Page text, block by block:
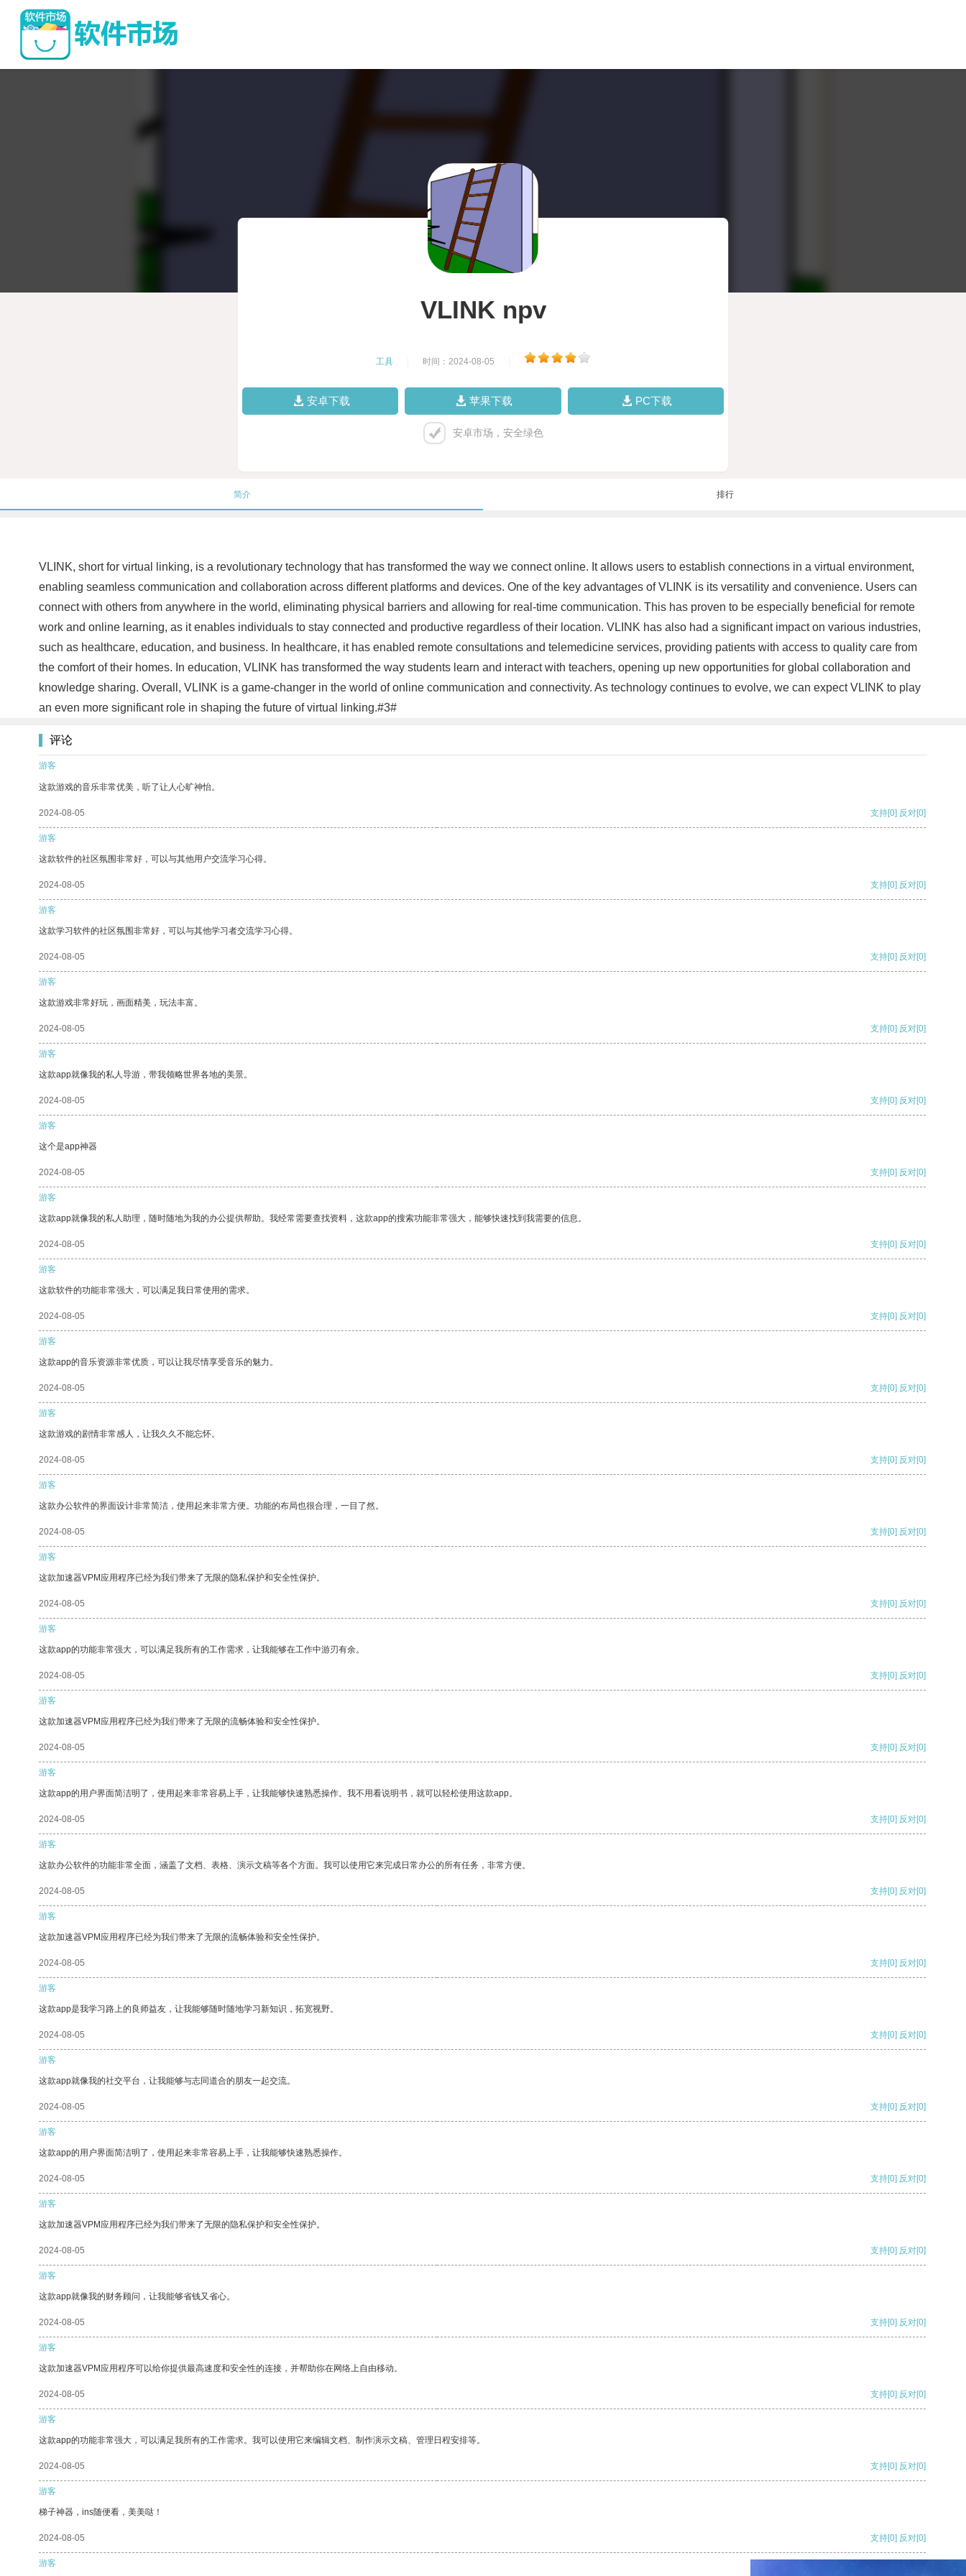
VLINK npv
工具 时间：2024-08-05
安卓下载 苹果下载 PC下载
安卓市场，安全绿色
简介 排行
VLINK, short for virtual linking, is a revolutionary technology that has transformed the way we connect online. It allows users to establish connections in a virtual environment,
enabling seamless communication and collaboration across different platforms and devices. One of the key advantages of VLINK is its versatility and convenience. Users can
connect with others from anywhere in the world, eliminating physical barriers and allowing for real-time communication. This has proven to be especially beneficial for remote
work and online learning, as it enables individuals to stay connected and productive regardless of their location. VLINK has also had a significant impact on various industries,
such as healthcare, education, and business. In healthcare, it has enabled remote consultations and telemedicine services, providing patients with access to quality care from
the comfort of their homes. In education, VLINK has transformed the way students learn and interact with teachers, opening up new opportunities for global collaboration and
knowledge sharing. Overall, VLINK is a game-changer in the world of online communication and connectivity. As technology continues to evolve, we can expect VLINK to play
an even more significant role in shaping the future of virtual linking.#3#
评论
游客
这款游戏的音乐非常优美，听了让人心旷神怡。
2024-08-05 支持[0] 反对[0]
游客
这款软件的社区氛围非常好，可以与其他用户交流学习心得。
2024-08-05 支持[0] 反对[0]
游客
这款学习软件的社区氛围非常好，可以与其他学习者交流学习心得。
2024-08-05 支持[0] 反对[0]
游客
这款游戏非常好玩，画面精美，玩法丰富。
2024-08-05 支持[0] 反对[0]
游客
这款app就像我的私人导游，带我领略世界各地的美景。
2024-08-05 支持[0] 反对[0]
游客
这个是app神器
2024-08-05 支持[0] 反对[0]
游客
这款app就像我的私人助理，随时随地为我的办公提供帮助。我经常需要查找资料，这款app的搜索功能非常强大，能够快速找到我需要的信息。
2024-08-05 支持[0] 反对[0]
游客
这款软件的功能非常强大，可以满足我日常使用的需求。
2024-08-05 支持[0] 反对[0]
游客
这款app的音乐资源非常优质，可以让我尽情享受音乐的魅力。
2024-08-05 支持[0] 反对[0]
游客
这款游戏的剧情非常感人，让我久久不能忘怀。
2024-08-05 支持[0] 反对[0]
游客
这款办公软件的界面设计非常简洁，使用起来非常方便。功能的布局也很合理，一目了然。
2024-08-05 支持[0] 反对[0]
游客
这款加速器VPM应用程序已经为我们带来了无限的隐私保护和安全性保护。
2024-08-05 支持[0] 反对[0]
游客
这款app的功能非常强大，可以满足我所有的工作需求，让我能够在工作中游刃有余。
2024-08-05 支持[0] 反对[0]
游客
这款加速器VPM应用程序已经为我们带来了无限的流畅体验和安全性保护。
2024-08-05 支持[0] 反对[0]
游客
这款app的用户界面简洁明了，使用起来非常容易上手，让我能够快速熟悉操作。我不用看说明书，就可以轻松使用这款app。
2024-08-05 支持[0] 反对[0]
游客
这款办公软件的功能非常全面，涵盖了文档、表格、演示文稿等各个方面。我可以使用它来完成日常办公的所有任务，非常方便。
2024-08-05 支持[0] 反对[0]
游客
这款加速器VPM应用程序已经为我们带来了无限的流畅体验和安全性保护。
2024-08-05 支持[0] 反对[0]
游客
这款app是我学习路上的良师益友，让我能够随时随地学习新知识，拓宽视野。
2024-08-05 支持[0] 反对[0]
游客
这款app就像我的社交平台，让我能够与志同道合的朋友一起交流。
2024-08-05 支持[0] 反对[0]
游客
这款app的用户界面简洁明了，使用起来非常容易上手，让我能够快速熟悉操作。
2024-08-05 支持[0] 反对[0]
游客
这款加速器VPM应用程序已经为我们带来了无限的隐私保护和安全性保护。
2024-08-05 支持[0] 反对[0]
游客
这款app就像我的财务顾问，让我能够省钱又省心。
2024-08-05 支持[0] 反对[0]
游客
这款加速器VPM应用程序可以给你提供最高速度和安全性的连接，并帮助你在网络上自由移动。
2024-08-05 支持[0] 反对[0]
游客
这款app的功能非常强大，可以满足我所有的工作需求。我可以使用它来编辑文档、制作演示文稿、管理日程安排等。
2024-08-05 支持[0] 反对[0]
游客
梯子神器，ins随便看，美美哒！
2024-08-05 支持[0] 反对[0]
游客